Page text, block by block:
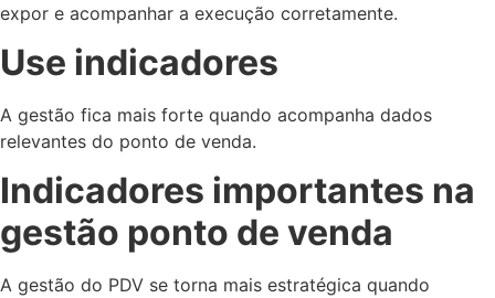
expor e acompanhar a execução corretamente.
Use indicadores
A gestão fica mais forte quando acompanha dados
relevantes do ponto de venda.
Indicadores importantes na
gestão ponto de venda
A gestão do PDV se torna mais estratégica quando